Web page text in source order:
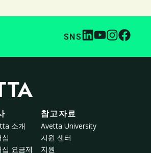
SNS
소개
십 요금제
참고자료
Avetta University
지원 센터
지원